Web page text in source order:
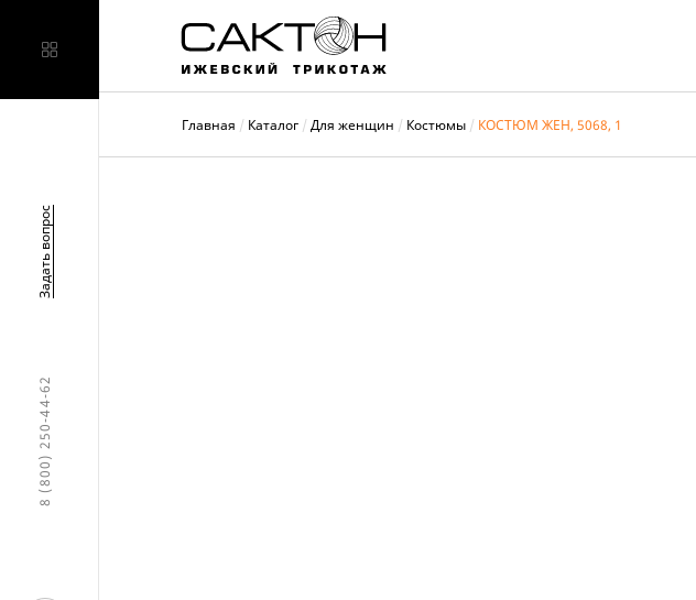
8 (800) 250-44-62
Задать вопрос
Главная Каталог Для женщин Костюмы КОСТЮМ ЖЕН, 5068, 1